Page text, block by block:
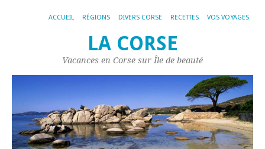
ACCUEIL RÉGIONS DIVERS CORSE RECETTES VOS VOYAGES
LA CORSE
Vacances en Corse sur Île de beauté